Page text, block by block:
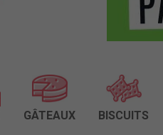
GÂTEAUX BISCUITS